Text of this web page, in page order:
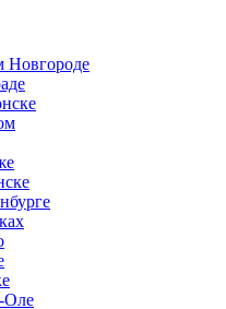
Новгороде
Оле